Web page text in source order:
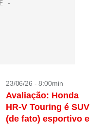
23/06/26 - 8:00min
Avaliação: Honda
HR-V Touring é SUV
(de fato) esportivo e